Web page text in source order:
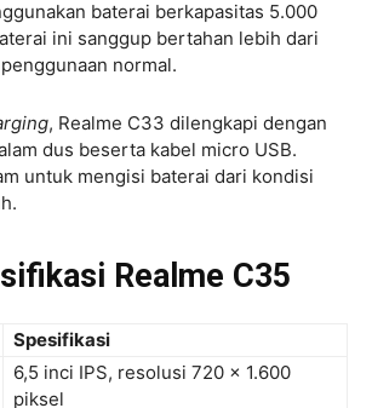
baterai berkapasitas 5.000
ini sanggup bertahan lebih dari
normal.
, Realme C33 dilengkapi dengan
dus beserta kabel micro USB.
untuk mengisi baterai dari kondisi
Realme C35
Spesifikasi
6,5 inci IPS, resolusi 720 x 1.600
piksel